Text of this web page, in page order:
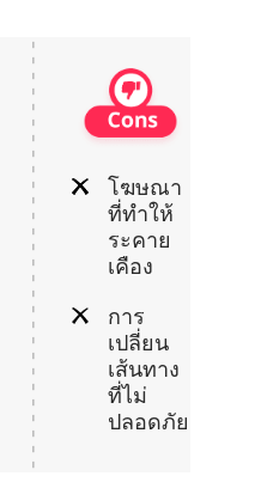
โฆษณา
ที่ทำให้
ระคาย
เคือง
การ
เปลี่ยน
เส้นทาง
ที่ไม่
ปลอดภัย